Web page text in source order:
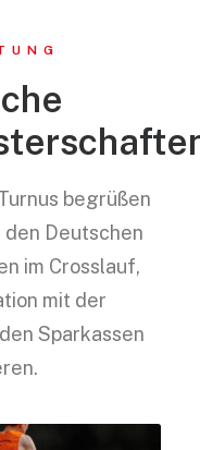
begrüßen
Deutschen
im Crosslauf,
mit der
Sparkassen